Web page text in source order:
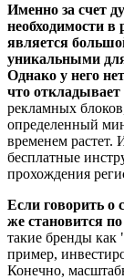
Именно за счет
необходимости
является
уникальными
Однако у него
что откладывает
рекламных
определенный
временем растет.
бесплатные
прохождения
Если говорить о
же становится
такие бренды
пример,
Конечно,